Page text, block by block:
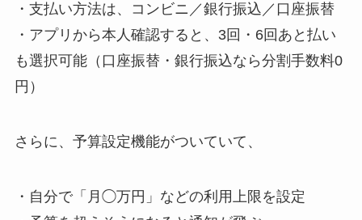
・支払い方法は、コンビニ／銀行振込／口座振替
・アプリから本人確認すると、3回・6回あと払い
も選択可能（口座振替・銀行振込なら分割手数料0
円）
さらに、予算設定機能がついていて、
・自分で「月◯万円」などの利用上限を設定